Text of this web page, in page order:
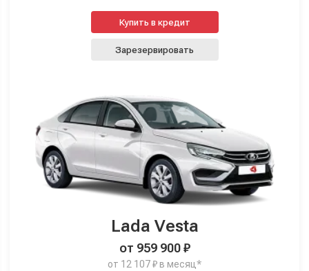
Купить в кредит
Зарезервировать
Lada Vesta
от 959 900 ₽
от 12 107 ₽ в месяц*